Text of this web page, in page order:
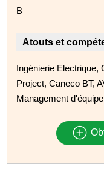
B
Atouts et
Ingénierie Electrique,
Project, Caneco BT,
Management d'équipe